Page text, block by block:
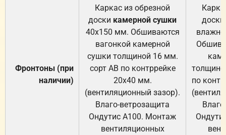
Фронтоны (при
наличии)
Каркас из обрезной
доски камерной сушки
40х150 мм. Обшиваются
вагонкой камерной
сушки толщиной 16 мм.
сорт АВ по контррейке
20х40 мм.
(вентиляционный зазор).
Влаго-ветрозащита
Ондутис А100. Монтаж
вентиляционных
доски
по